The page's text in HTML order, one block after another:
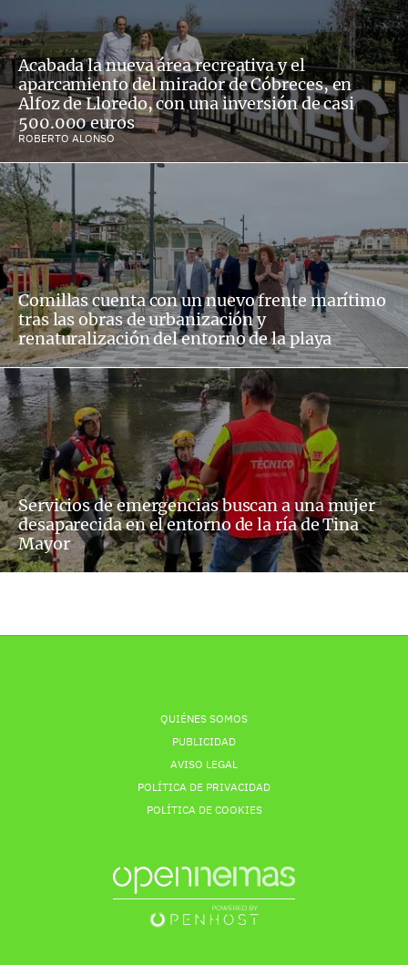
Acabada la nueva área recreativa y el
aparcamiento del mirador de Cóbreces, en
Alfoz de Lloredo, con una inversión de casi
500.000 euros
ROBERTO ALONSO
Comillas cuenta con un nuevo frente marítimo
tras las obras de urbanización y
renaturalización del entorno de la playa
Servicios de emergencias buscan a una mujer
desaparecida en el entorno de la ría de Tina
Mayor
QUIÉNES SOMOS
PUBLICIDAD
AVISO LEGAL
POLÍTICA DE PRIVACIDAD
POLÍTICA DE COOKIES